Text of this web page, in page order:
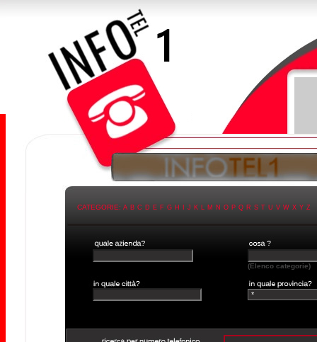
CATEGORIE: A B C D E F G H J K L M N O P Q R S T U V W X Y Z
(Elenco categorie)